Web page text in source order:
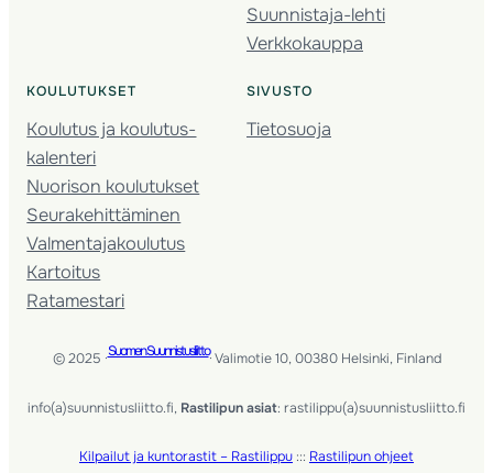
Suunnistaja-lehti
Verkkokauppa
KOULUTUKSET
Koulutus ja koulutus­
kalenteri
Nuorison koulutukset
Seura­kehittäminen
Valmentaja­koulutus
Kartoitus
Ratamestari
SIVUSTO
Tietosuoja
© 2025 ·Suomen Suunnistusliitto· Valimotie 10, 00380 Helsinki, Finland
info(a)suunnistusliitto.fi, Rastilipun asiat: rastilippu(a)suunnistusliitto.fi
Kilpailut ja kuntorastit – Rastilippu ::: Rastilipun ohjeet